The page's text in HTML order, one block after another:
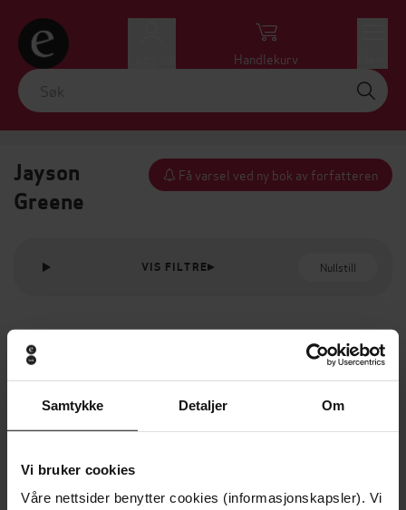
Samtykke Detaljer Om
Vi bruker cookies
Våre nettsider benytter cookies (informasjonskapsler). Vi
Handlekurv
Jayson
Greene
Få varsel ved ny bok av forfatteren
VIS FILTRE Nullstill